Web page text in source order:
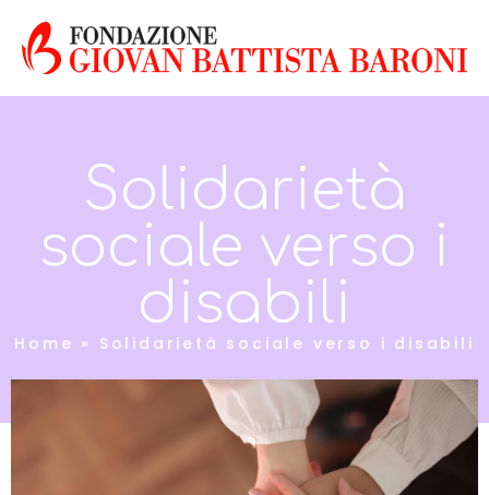
Solidarietà
sociale verso i
disabili
Home » Solidarietà sociale verso i disabili